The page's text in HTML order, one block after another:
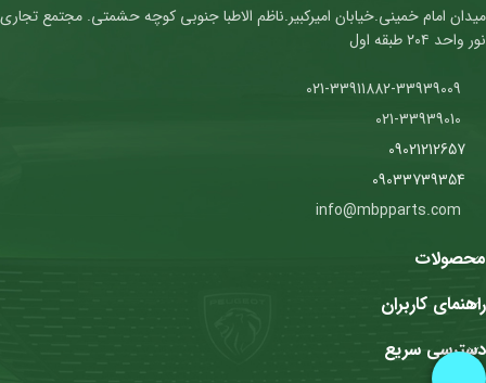
میدان امام خمینی.خیابان امیرکبیر.ناظم الاطبا جنوبی کوچه حشمتی. مجتمع تجاری
نور واحد ۲۰۴ طبقه اول
09021212657
09033739354
محصولات
راهنمای کاربران
دسترسی سریع